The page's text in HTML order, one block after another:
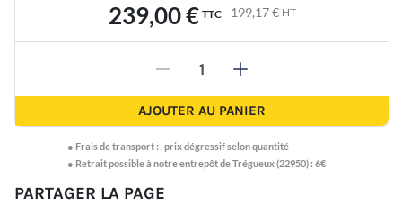
239,00 € TTC 199,17 € HT
- +
AJOUTER AU PANIER
● Frais de transport : prix dégressif selon quantité
● Retrait possible à notre entrepôt de Trégueux (22950) : 6€
PARTAGER LA PAGE